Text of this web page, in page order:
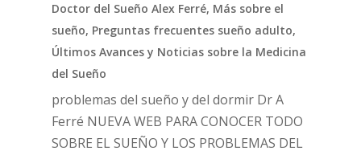
Doctor del Sueño Alex Ferré, Más sobre el
sueño, Preguntas frecuentes sueño adulto,
Últimos Avances y Noticias sobre la Medicina
del Sueño
problemas del sueño y del dormir Dr A
Ferré NUEVA WEB PARA CONOCER TODO
SOBRE EL SUEÑO Y LOS PROBLEMAS DEL